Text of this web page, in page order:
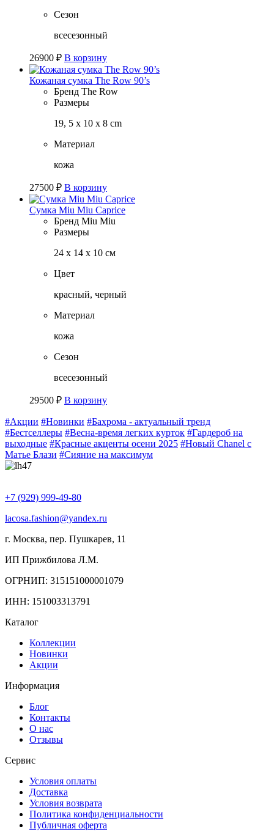
Сезон
всесезонный
26900 ₽ В корзину
Кожаная сумка The Row 90’s
Бренд The Row
Размеры
19, 5 х 10 х 8 cm
Материал
кожа
27500 ₽ В корзину
Сумка Miu Miu Caprice
Бренд Miu Miu
Размеры
24 х 14 х 10 см
Цвет
красный, черный
Материал
кожа
Сезон
всесезонный
29500 ₽ В корзину
#Акции #Новинки #Бахрома - актуальный тренд
#Бестселлеры #Весна-время легких курток #Гардероб на
выходные #Красные акценты осени 2025 #Новый Chanel с
Матье Блази #Сияние на максимум
+7 (929) 999-49-80
lacosa.fashion@yandex.ru
г. Москва, пер. Пушкарев, 11
ИП Прижбилова Л.М.
ОГРНИП: 315151000001079
ИНН: 151003313791
Каталог
Коллекции
Новинки
Акции
Информация
Блог
Контакты
О нас
Отзывы
Сервис
Условия оплаты
Доставка
Условия возврата
Политика конфиденциальности
Публичная оферта